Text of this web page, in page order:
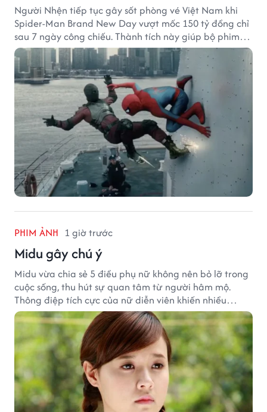
Người Nhện tiếp tục gây sốt phòng vé Việt Nam khi
Spider-Man Brand New Day vượt mốc 150 tỷ đồng chỉ
sau 7 ngày công chiếu. Thành tích này giúp bộ phim
của Tom Holland tạo khoảng cách đáng kể với The
Odyssey trên đường đua doanh thu.
PHIM ẢNH 1 giờ trước
Midu gây chú ý
Midu vừa chia sẻ 5 điều phụ nữ không nên bỏ lỡ trong
cuộc sống, thu hút sự quan tâm từ người hâm mộ.
Thông điệp tích cực của nữ diễn viên khiến nhiều
người đồng cảm khi nhìn lại hành trình sự nghiệp và
hạnh phúc hiện tại của cô.